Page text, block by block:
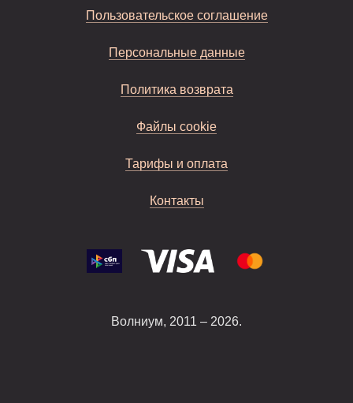
Пользовательское соглашение
Персональные данные
Политика возврата
Файлы cookie
Тарифы и оплата
Контакты
Волниум, 2011 – 2026.